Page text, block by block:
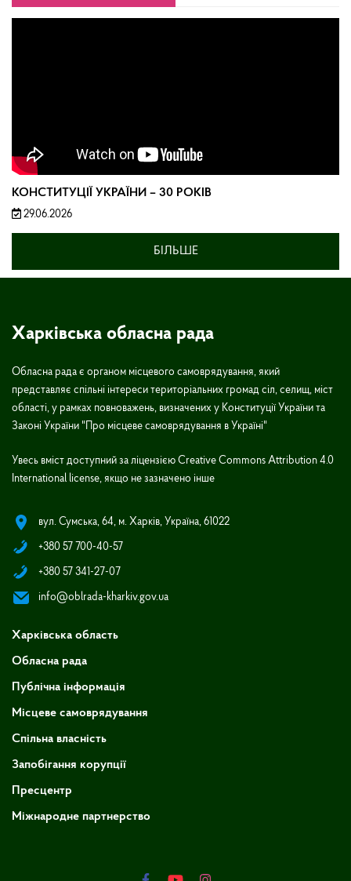
КОНСТИТУЦІЇ УКРАЇНИ – 30 РОКІВ
29.06.2026
БІЛЬШЕ
Харківська обласна рада
Обласна рада є органом місцевого самоврядування, який
представляє спільні інтереси територіальних громад сіл, селищ, міст
області, у рамках повноважень, визначених у Конституції України та
Законі України "Про місцеве самоврядування в Україні"
Увесь вміст доступний за ліцензією Creative Commons Attribution 4.0
International license, якщо не зазначено інше
вул. Сумська, 64, м. Харків, Україна, 61022
+380 57 700-40-57
+380 57 341-27-07
info@oblrada-kharkiv.gov.ua
Харківська область
Обласна рада
Публічна інформація
Місцеве самоврядування
Спільна власність
Запобігання корупції
Пресцентр
Міжнародне партнерство